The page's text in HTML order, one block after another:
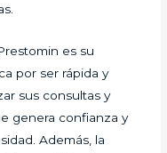
es su
por ser rápida y
sus consultas y
genera confianza y
Además, la